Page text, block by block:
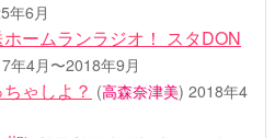
年6月
ームランラジオ！ スタDON
年4月〜2018年9月
ゃしよ？ (高森奈津美) 2018年4